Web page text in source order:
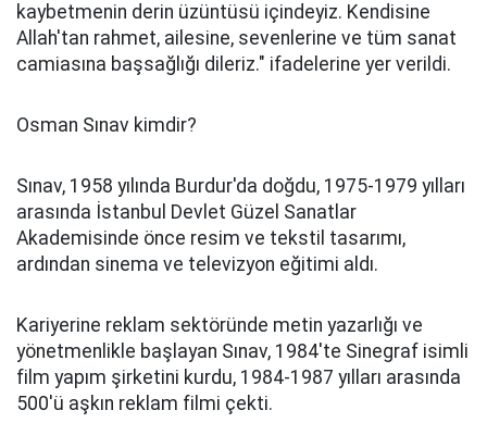
kaybetmenin derin üzüntüsü içindeyiz. Kendisine
Allah'tan rahmet, ailesine, sevenlerine ve tüm sanat
camiasına başsağlığı dileriz." ifadelerine yer verildi.
Osman Sınav kimdir?
Sınav, 1958 yılında Burdur'da doğdu, 1975-1979 yılları
arasında İstanbul Devlet Güzel Sanatlar
Akademisinde önce resim ve tekstil tasarımı,
ardından sinema ve televizyon eğitimi aldı.
Kariyerine reklam sektöründe metin yazarlığı ve
yönetmenlikle başlayan Sınav, 1984'te Sinegraf isimli
film yapım şirketini kurdu, 1984-1987 yılları arasında
500'ü aşkın reklam filmi çekti.